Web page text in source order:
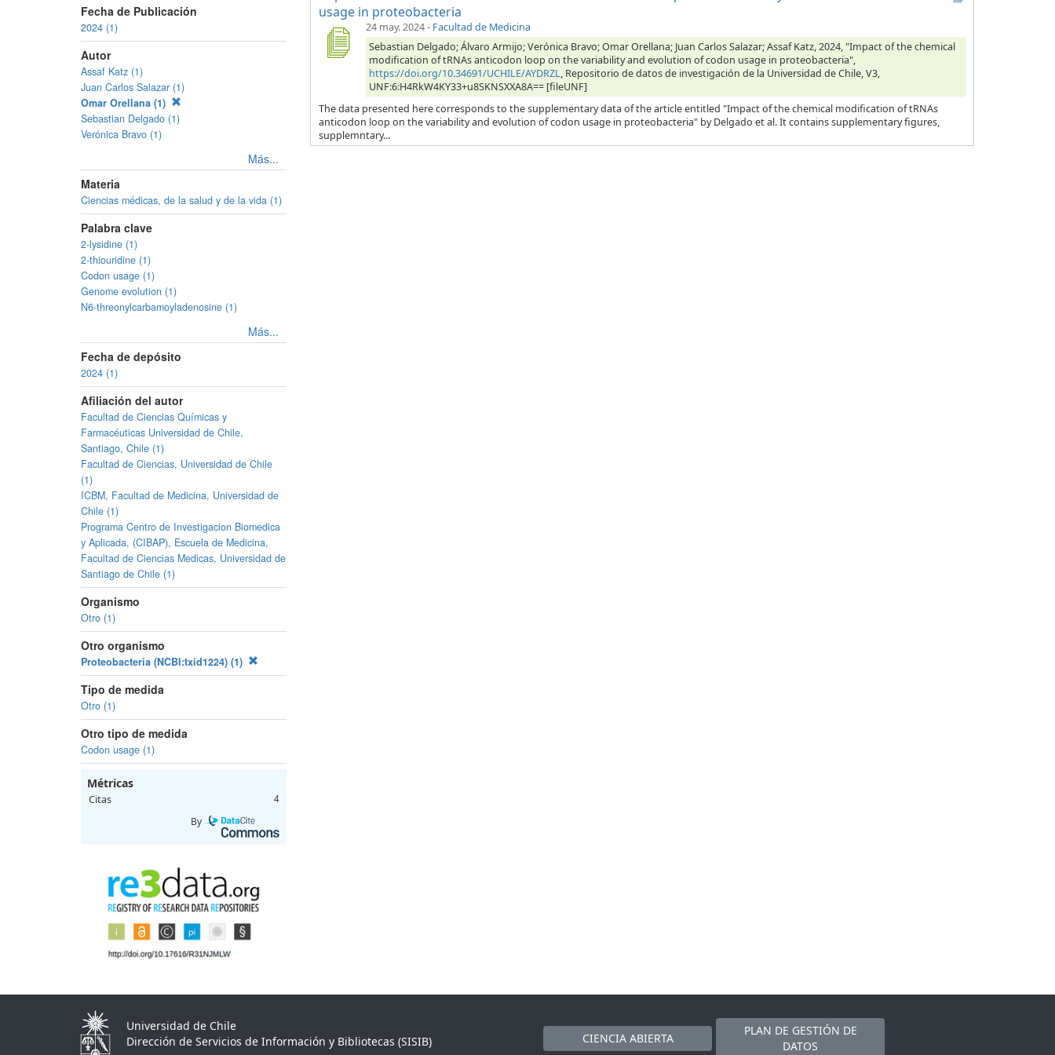
Fecha de Publicación
2024 (1)
Autor
Assaf Katz (1)
Juan Carlos Salazar (1)
Omar Orellana (1)
Sebastian Delgado (1)
Verónica Bravo (1)
Más...
Materia
Ciencias médicas, de la salud y de la vida (1)
Palabra clave
2-lysidine (1)
2-thiouridine (1)
Codon usage (1)
Genome evolution (1)
N6-threonylcarbamoyladenosine (1)
Más...
Fecha de depósito
2024 (1)
Afiliación del autor
Facultad de Ciencias Químicas y
Farmacéuticas Universidad de Chile,
Santiago, Chile (1)
Facultad de Ciencias, Universidad de Chile
(1)
ICBM, Facultad de Medicina, Universidad de
Chile (1)
Programa Centro de Investigacion Biomedica
y Aplicada, (CIBAP), Escuela de Medicina,
Facultad de Ciencias Medicas, Universidad de
Santiago de Chile (1)
Organismo
Otro (1)
Otro organismo
Proteobacteria (NCBI:txid1224) (1)
Tipo de medida
Otro (1)
Otro tipo de medida
Codon usage (1)
Métricas
Citas 4
By
usage in proteobacteria
24 may. 2024- Facultad de Medicina
Sebastian Delgado; Álvaro Armijo; Verónica Bravo; Omar Orellana; Juan Carlos Salazar; Assaf Katz, 2024, "Impact of the chemical
modification of tRNAs anticodon loop on the variability and evolution of codon usage in proteobacteria",
https://doi.org/10.34691/UCHILE/AYDRZL, Repositorio de datos de investigación de la Universidad de Chile, V3,
UNF:6:H4RkW4KY33+u8SKNSXXA8A== [fileUNF]
The data presented here corresponds to the supplementary data of the article entitled "Impact of the chemical modification of tRNAs
anticodon loop on the variability and evolution of codon usage in proteobacteria" by Delgado et al. It contains supplementary figures,
supplemntary...
Universidad de Chile
Dirección de Servicios de Información y Bibliotecas (SISIB)
CIENCIA ABIERTA
PLAN DE GESTIÓN DE
DATOS